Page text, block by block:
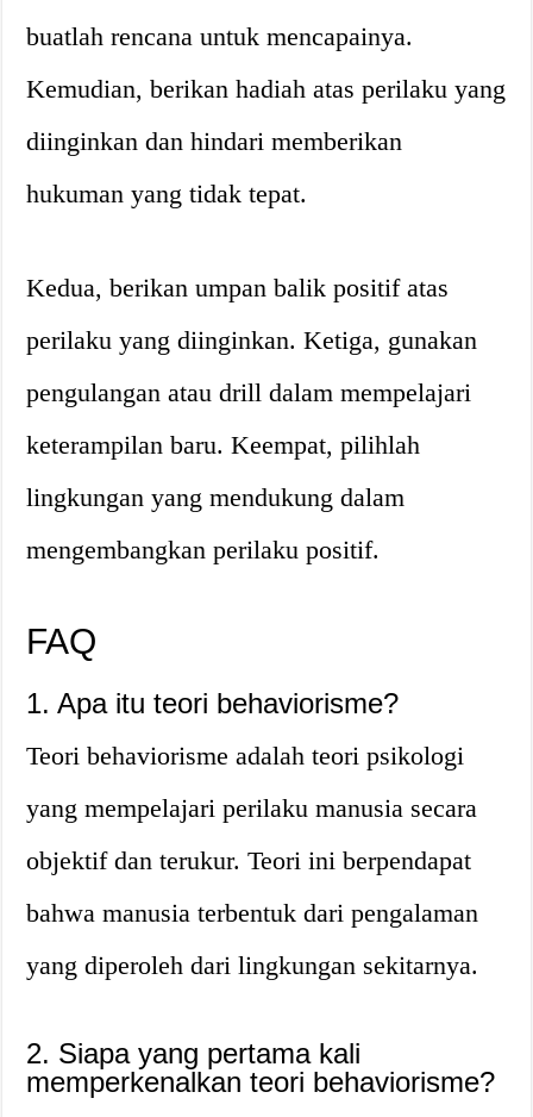
buatlah rencana untuk mencapainya.
Kemudian, berikan hadiah atas perilaku yang
diinginkan dan hindari memberikan
hukuman yang tidak tepat.
Kedua, berikan umpan balik positif atas
perilaku yang diinginkan. Ketiga, gunakan
pengulangan atau drill dalam mempelajari
keterampilan baru. Keempat, pilihlah
lingkungan yang mendukung dalam
mengembangkan perilaku positif.
FAQ
1. Apa itu teori behaviorisme?
Teori behaviorisme adalah teori psikologi
yang mempelajari perilaku manusia secara
objektif dan terukur. Teori ini berpendapat
bahwa manusia terbentuk dari pengalaman
yang diperoleh dari lingkungan sekitarnya.
2. Siapa yang pertama kali
memperkenalkan teori behaviorisme?